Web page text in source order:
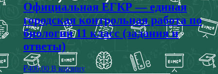
Официальная ЕГКР — единая
городская контрольная работа по
биологии 11 класс (задания и
ответы)
₽400,00 В корзину